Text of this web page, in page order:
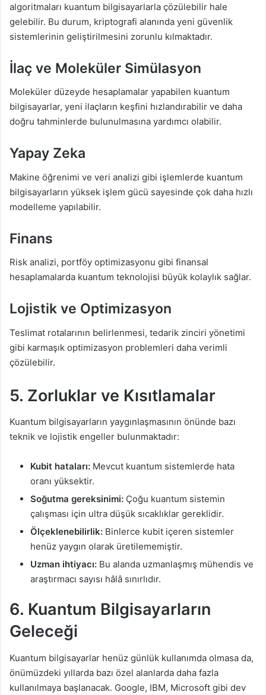
algoritmaları kuantum bilgisayarlarla çözülebilir hale
gelebilir. Bu durum, kriptografi alanında yeni güvenlik
sistemlerinin geliştirilmesini zorunlu kılmaktadır.
İlaç ve Moleküler Simülasyon
Moleküler düzeyde hesaplamalar yapabilen kuantum
bilgisayarlar, yeni ilaçların keşfini hızlandırabilir ve daha
doğru tahminlerde bulunulmasına yardımcı olabilir.
Yapay Zeka
Makine öğrenimi ve veri analizi gibi işlemlerde kuantum
bilgisayarların yüksek işlem gücü sayesinde çok daha hızlı
modelleme yapılabilir.
Finans
Risk analizi, portföy optimizasyonu gibi finansal
hesaplamalarda kuantum teknolojisi büyük kolaylık sağlar.
Lojistik ve Optimizasyon
Teslimat rotalarının belirlenmesi, tedarik zinciri yönetimi
gibi karmaşık optimizasyon problemleri daha verimli
çözülebilir.
5. Zorluklar ve Kısıtlamalar
Kuantum bilgisayarların yaygınlaşmasının önünde bazı
teknik ve lojistik engeller bulunmaktadır:
Kubit hataları: Mevcut kuantum sistemlerde hata
oranı yüksektir.
Soğutma gereksinimi: Çoğu kuantum sistemin
çalışması için ultra düşük sıcaklıklar gereklidir.
Ölçeklenebilirlik: Binlerce kubit içeren sistemler
henüz yaygın olarak üretilememiştir.
Uzman ihtiyacı: Bu alanda uzmanlaşmış mühendis ve
araştırmacı sayısı hâlâ sınırlıdır.
6. Kuantum Bilgisayarların
Geleceği
Kuantum bilgisayarlar henüz günlük kullanımda olmasa da,
önümüzdeki yıllarda bazı özel alanlarda daha fazla
kullanılmaya başlanacak. Google, IBM, Microsoft gibi dev